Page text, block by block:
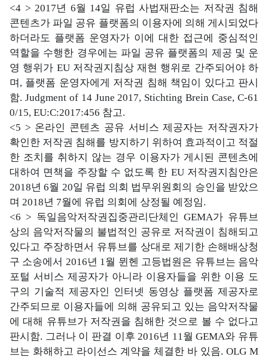
<4 > 2017년 6월 14일 유럽 사법재판소는 저작권 침해
콘텐츠가 파일 공유 플랫폼의 이용자에 의해 게시되었다
하더라도 플랫폼 운영자가 이에 대한 접근에 중심적인
역할을 수행한 경우에는 파일 공유 플랫폼의 제공 및 운
영 행위가 EU 저작권지침상 재현 행위로 간주되어야 하
며, 플랫폼 운영자에게 저작권 침해 책임이 있다고 판시
함. Judgment of 14 June 2017, Stichting Brein Case, C-61
0/15, EU:C:2017:456 참고.
<5 > 온라인 콘텐츠 공유 서비스 제공자는 저작권자가
확인한 저작권 침해를 방지하기 위하여 효과적이고 적절
한 조치를 취하지 않는 경우 이용자가 게시된 콘텐츠에
대하여 면책을 주장할 수 없도록 한 EU 저작권지침안은
2018년 6월 20일 유럽 의회 법무위원회의 승인을 받았으
며 2018년 7월에 유럽 의회에 상정될 예정임.
<6 > 독일음악저작권집중관리단체인 GEMA가 유튜브
상의 음악저작물의 불법적인 공유로 저작권이 침해되고
있다고 주장하면서 유튜브를 상대로 제기한 손해배상청
구 소송에서 2016년 1월 뮌헨 고등법원은 유튜브는 음악
포털 서비스 제공자가 아니라 이용자들을 위한 이용 도
구의 기술적 제공자인 인터넷 동영상 플랫폼 제공자로
간주되므로 이용자들에 의해 공유되고 있는 음악저작물
에 대해 유튜브가 저작권을 침해한 것으로 볼 수 없다고
판시함. 그러나 이 판결 이후 2016년 11월 GEMA와 유튜
브는 화해하고 라이선스 계약을 체결한 바 있음. OLG M